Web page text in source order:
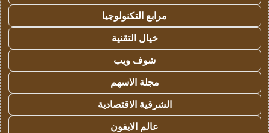
مرابع التكنولوجيا
خيال التقنية
شوف ويب
مجلة الاسهم
الشرقية الاقتصادية
عالم الايفون